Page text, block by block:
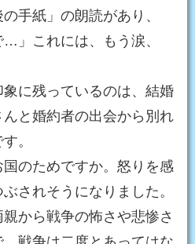
手紙」の朗読があり、
…」これには、もう涙、
に残っているのは、結婚
と婚約者の出会から別れ
。
のためですか。怒りを感
されそうになりました。
から戦争の怖さや悲惨さ